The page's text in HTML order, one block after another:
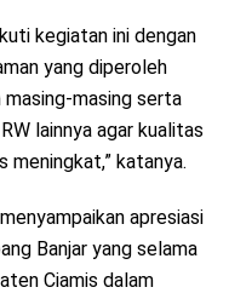
kegiatan ini dengan
yang diperoleh
masing-masing serta
lainnya agar kualitas
meningkat,” katanya.
apresiasi
Banjar yang selama
Ciamis dalam